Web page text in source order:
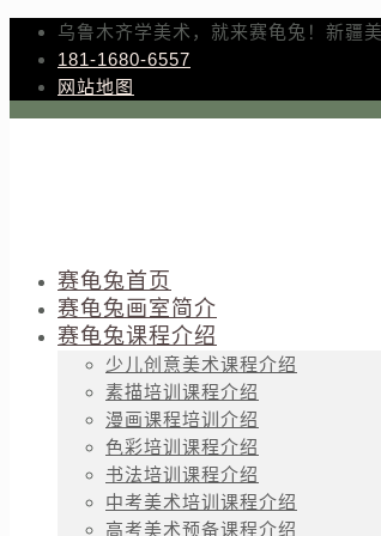
乌鲁木齐学美术，就来赛龟兔！新疆
181-1680-6557
网站地图
赛龟兔首页
赛龟兔画室简介
赛龟兔课程介绍
少儿创意美术课程介绍
素描培训课程介绍
漫画课程培训介绍
色彩培训课程介绍
书法培训课程介绍
中考美术培训课程介绍
高考美术预备课程介绍